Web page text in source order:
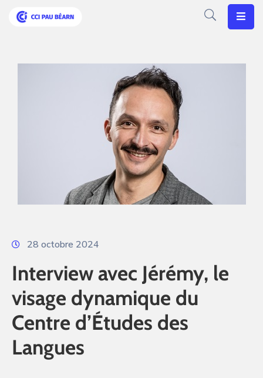
CCI
28 octobre 2024
Interview avec Jérémy, le
visage dynamique du
Centre d’Études des
Langues